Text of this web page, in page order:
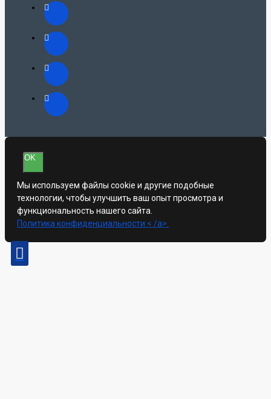
OK
Мы используем файлы cookie и другие подобные
технологии, чтобы улучшить ваш опыт просмотра и
функциональность нашего сайта.
Политика конфиденциальности < /a>.